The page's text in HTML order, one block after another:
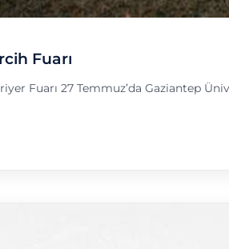
Fuarı
Fuarı 27 Temmuz’da Gaziantep